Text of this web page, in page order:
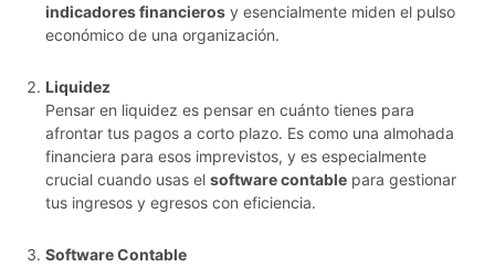
indicadores financieros y esencialmente miden el pulso
económico de una organización.
Liquidez
Pensar en liquidez es pensar en cuánto tienes para
afrontar tus pagos a corto plazo. Es como una almohada
financiera para esos imprevistos, y es especialmente
crucial cuando usas el software contable para gestionar
tus ingresos y egresos con eficiencia.
Software Contable